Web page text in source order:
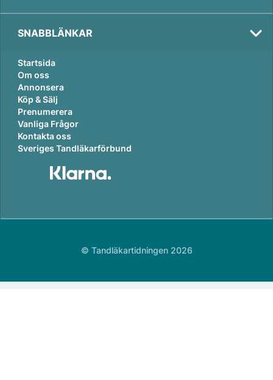
SNABBLÄNKAR
Startsida
Om oss
Annonsera
Köp & Sälj
Prenumerera
Vanliga Frågor
Kontakta oss
Sveriges Tandläkarförbund
© Tandläkartidningen 2026